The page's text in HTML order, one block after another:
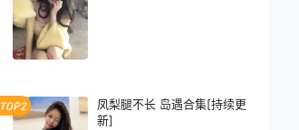
TOP2
凤梨腿不长 岛遇合集[持续更
新]